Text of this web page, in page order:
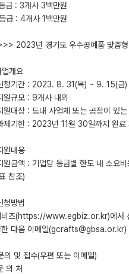
급 : 3개사 3백만원
급 : 4개사 1백만원
2023년 경기도 우수공예품 맞춤
업개요
청기간 : 2023. 8. 31(목) ~ 9. 15(금
규모 : 9개사 내외
대상 : 도내 사업체 또는 공장이 있는
기한 : 2023년 11월 30일까지 완료
원내용
금액 : 기업당 등급별 한도 내 소요
참조)
청방법
비즈(https://www.egbiz.or.kr)에서
한 다음 이메일(gcrafts@gbsa.or.kr)
의 및 접수(우편 또는 이메일)
의 처